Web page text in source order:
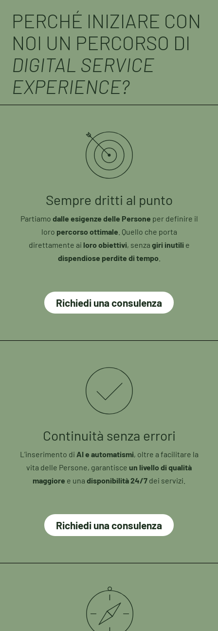
PERCHÉ INIZIARE CON
NOI UN PERCORSO DI
DIGITAL SERVICE
EXPERIENCE?
Sempre dritti al punto
Partiamo dalle esigenze delle Persone per definire il
loro percorso ottimale . Quello che porta
direttamente ai loro obiettivi, senza giri inutili e
dispendiose perdite di tempo
Richiedi una consulenza
Continuità senza errori
L’inserimento di AI e automatismi, oltre a facilitare la
vita delle Persone, garantisce un livello di qualità
maggiore e una disponibilità 24/7 dei servizi.
Richiedi una consulenza